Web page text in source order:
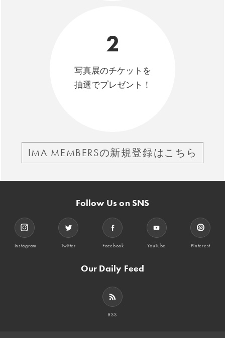
2
写真展のチケットを
抽選でプレゼント！
IMA MEMBERSの新規登録はこちら
Follow Us on SNS
Instagram Twitter Facebook YouTube Pinterest
Our Daily Feed
RSS